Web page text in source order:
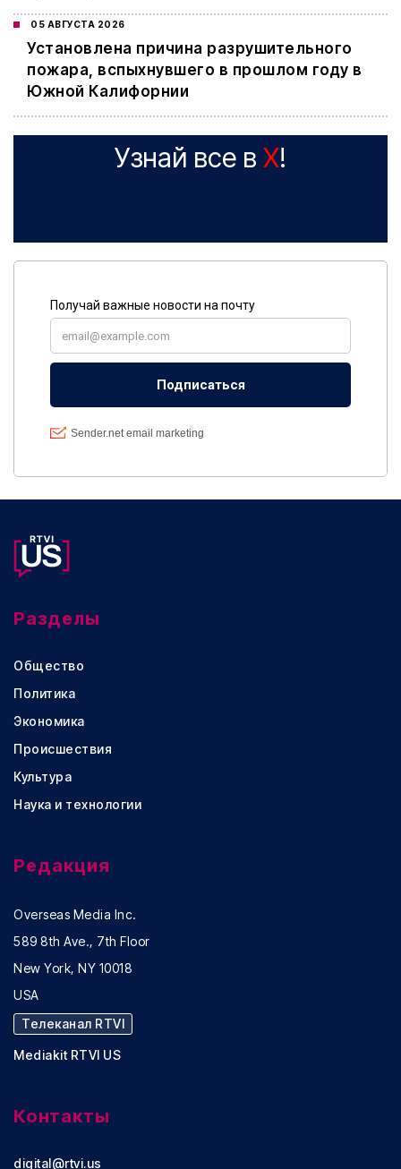
05 АВГУСТА 2026
Установлена причина разрушительного
пожара, вспыхнувшего в прошлом году в
Южной Калифорнии
Узнай все в X!
Разделы
Общество
Политика
Экономика
Происшествия
Культура
Наука и технологии
Редакция
Overseas Media Inc.
589 8th Ave., 7th Floor
New York, NY 10018
USA
Телеканал RTVI
Mediakit RTVI US
Контакты
digital@rtvi.us